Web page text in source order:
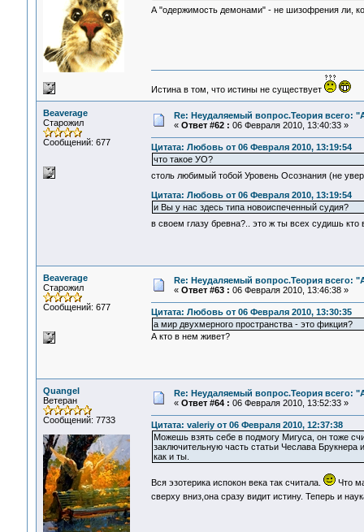
А "одержимость демонами" - не шизофрения ли,
Истина в том, что истины не существует
Beaverage
Старожил
Сообщений: 677
Re: Неудаляемый вопрос.Теория всего:
« Ответ #62 : 06 Февраля 2010, 13:40:33 »
Цитата: Любовь от 06 Февраля 2010, 13:19:54
что такое УО?
столь любимый тобой Уровень Осознания (не
Цитата: Любовь от 06 Февраля 2010, 13:19:54
и Вы у нас здесь типа новоиспеченный судия?
в своем глазу бревна?.. это ж ты всех судишь кто
Beaverage
Старожил
Сообщений: 677
Re: Неудаляемый вопрос.Теория всего:
« Ответ #63 : 06 Февраля 2010, 13:46:38 »
Цитата: Любовь от 06 Февраля 2010, 13:30:35
а мир двухмерного пространства - это фикция?
А кто в нем живет?
Quangel
Ветеран
Сообщений: 7733
Re: Неудаляемый вопрос.Теория всего:
« Ответ #64 : 06 Февраля 2010, 13:52:33 »
Цитата: valeriy от 06 Февраля 2010, 12:37:38
Можешь взять себе в подмогу Мигуса, он тоже
заключительную часть статьи Чеслава
как и ты.
Вся эзотерика испокон века так считала.
Что
сверху вниз,она сразу видит истину. Теперь и